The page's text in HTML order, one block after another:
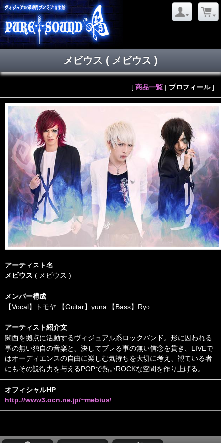
メビウス ( メビウス )
[ 商品一覧 | プロフィール]
アーティスト名
メビウス ( メビウス )
メンバー構成
【Vocal】トモヤ 【Guitar】yuna 【Bass】Ryo
アーティスト紹介文
関西を拠点に活動するヴィジュアル系ロックバンド。形に囚われる
事の無い独自の音楽と、決してブレる事の無い信念を貫き、LIVEで
はオーディエンスの自由に楽しむ気持ちを大切に考え、観ている者
にもその説得力を与えるPOPで熱いROCKな空間を作り上げる。
オフィシャルHP
http://www3.ocn.ne.jp/~mebius/